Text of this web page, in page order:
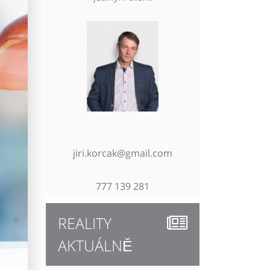
jiri.korcak@gmail.com
777 139 281
REALITY
AKTUÁLNĚ